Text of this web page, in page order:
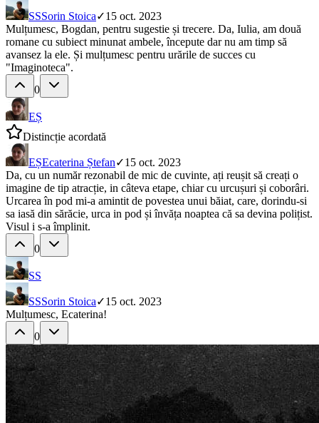
SSSorin Stoica✓15 oct. 2023
Mulțumesc, Bogdan, pentru sugestie și trecere. Da, Iulia, am două
romane cu subiect minunat ambele, începute dar nu am timp să
avansez la ele. Și mulțumesc pentru urările de succes cu
"Imaginoteca".
0
EȘ
Distincție acordată
EȘEcaterina Ștefan✓15 oct. 2023
Da, cu un număr rezonabil de mic de cuvinte, ați reușit să creați o
imagine de tip atracție, in câteva etape, chiar cu urcușuri și coborâri.
Urcarea în pod mi-a amintit de povestea unui băiat, care, dorindu-si
sa iasă din sărăcie, urca in pod și învăța noaptea că sa devina polițist.
Visul i s-a împlinit.
0
SS
SSSorin Stoica✓15 oct. 2023
Mulțumesc, Ecaterina!
0